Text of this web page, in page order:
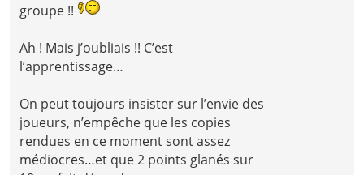
groupe !!
Ah ! Mais j’oubliais !! C’est
l’apprentissage…
On peut toujours insister sur l’envie des
joueurs, n’empêche que les copies
rendues en ce moment sont assez
médiocres…et que 2 points glanés sur